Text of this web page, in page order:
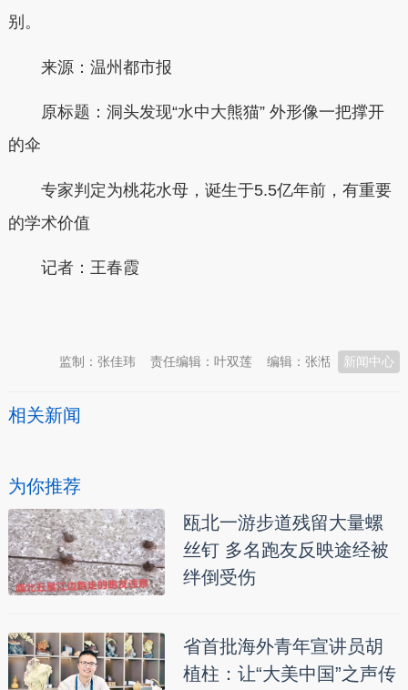
别。
来源：温州都市报
原标题：洞头发现“水中大熊猫” 外形像一把撑开
的伞
专家判定为桃花水母，诞生于5.5亿年前，有重要
的学术价值
记者：王春霞
新闻中心
编辑：张湉
责任编辑：叶双莲
监制：张佳玮
相关新闻
为你推荐
瓯北一游步道残留大量螺
丝钉 多名跑友反映途经被
绊倒受伤
省首批海外青年宣讲员胡
植柱：让“大美中国”之声传